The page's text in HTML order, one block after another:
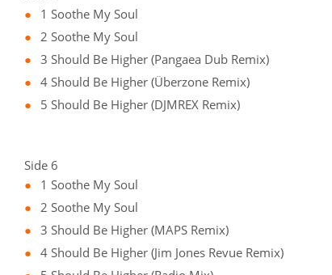
1 Soothe My Soul
2 Soothe My Soul
3 Should Be Higher (Pangaea Dub Remix)
4 Should Be Higher (Überzone Remix)
5 Should Be Higher (DJMREX Remix)
Side 6
1 Soothe My Soul
2 Soothe My Soul
3 Should Be Higher (MAPS Remix)
4 Should Be Higher (Jim Jones Revue Remix)